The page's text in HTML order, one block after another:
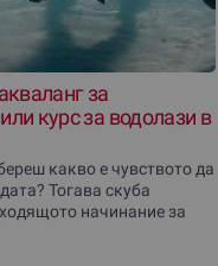
за
курс за водолази в
какво е чувството да
Тогава скуба
начинание за